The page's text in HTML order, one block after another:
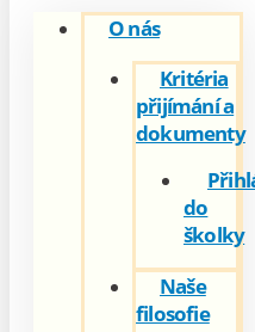
O nás
Kritéria
přijímání a
dokumenty
do
školky
Naše
filosofie